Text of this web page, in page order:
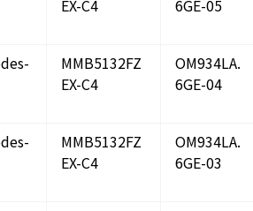
EX-C4 6GE-05
MMB5132FZ
EX-C4
OM934LA.
6GE-04
MMB5132FZ
EX-C4
OM934LA.
6GE-03